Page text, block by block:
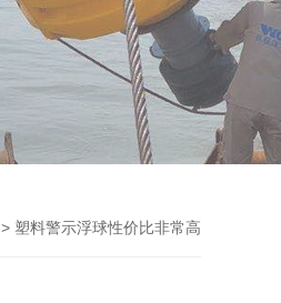
> 塑料警示浮球性价比非常高